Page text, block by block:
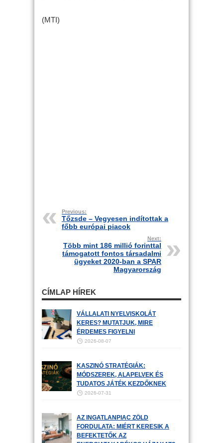
(MTI)
Previous:
Tőzsde – Vegyesen indítottak a
főbb európai piacok
Next:
Több mint 186 millió forinttal
támogatott fontos társadalmi
ügyeket 2020-ban a SPAR
Magyarország
CÍMLAP HÍREK
VÁLLALATI NYELVISKOLÁT
KERES? MUTATJUK, MIRE
ÉRDEMES FIGYELNI
2026-08-07
KASZINÓ STRATÉGIÁK:
MÓDSZEREK, ALAPELVEK ÉS
TUDATOS JÁTÉK KEZDŐKNEK
2026-07-31
AZ INGATLANPIAC ZÖLD
FORDULATA: MIÉRT KERESIK A
BEFEKTETŐK AZ